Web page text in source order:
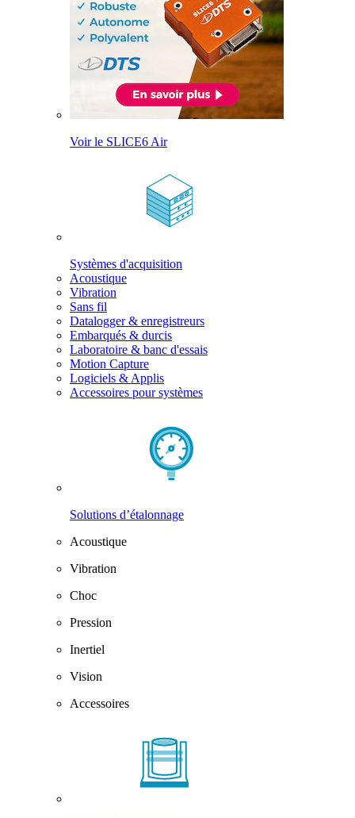
Voir le SLICE6 Air
Systèmes d'acquisition
Acoustique
Vibration
Sans fil
Datalogger & enregistreurs
Embarqués & durcis
Laboratoire & banc d'essais
Motion Capture
Logiciels & Applis
Accessoires pour systèmes
Solutions d’étalonnage
Acoustique
Vibration
Choc
Pression
Inertiel
Vision
Accessoires